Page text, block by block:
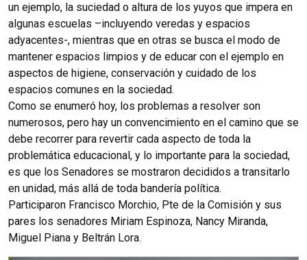
un ejemplo, la suciedad o altura de los yuyos que impera en
algunas escuelas –incluyendo veredas y espacios
adyacentes-, mientras que en otras se busca el modo de
mantener espacios limpios y de educar con el ejemplo en
aspectos de higiene, conservación y cuidado de los
espacios comunes en la sociedad.
Como se enumeró hoy, los problemas a resolver son
numerosos, pero hay un convencimiento en el camino que se
debe recorrer para revertir cada aspecto de toda la
problemática educacional, y lo importante para la sociedad,
es que los Senadores se mostraron decididos a transitarlo
en unidad, más allá de toda bandería política.
Participaron Francisco Morchio, Pte de la Comisión y sus
pares los senadores Miriam Espinoza, Nancy Miranda,
Miguel Piana y Beltrán Lora.